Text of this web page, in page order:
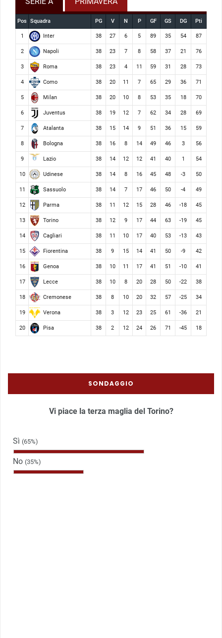
Pos Squadra PG V N P GF GS DG Pti
1 Inter 38 27 6 5 89 35 54 87
2 Napoli 38 23 7 8 58 37 21 76
3 Roma 38 23 4 11 59 31 28 73
4 Como 38 20 11 7 65 29 36 71
5 Milan 38 20 10 8 53 35 18 70
6 Juventus 38 19 12 7 62 34 28 69
7 Atalanta 38 15 14 9 51 36 15 59
8 Bologna 38 16 8 14 49 46 3 56
9 Lazio 38 14 12 12 41 40 1 54
10 Udinese 38 14 8 16 45 48 -3 50
11 Sassuolo 38 14 7 17 46 50 -4 49
12 Parma 38 11 12 15 28 46 -18 45
13 Torino 38 12 9 17 44 63 -19 45
14 Cagliari 38 11 10 17 40 53 -13 43
15 Fiorentina 38 9 15 14 41 50 -9 42
16 Genoa 38 10 11 17 41 51 -10 41
17 Lecce 38 10 8 20 28 50 -22 38
18 Cremonese 38 8 10 20 32 57 -25 34
19 Verona 38 3 12 23 25 61 -36 21
20 Pisa 38 2 12 24 26 71 -45 18
SONDAGGIO
Vi piace la terza maglia del Torino?
Sì (65%)
No (35%)